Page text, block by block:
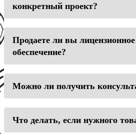
конкретный проект?
Продаете ли вы
обеспечение?
Можно ли получить
Что делать, если нужного